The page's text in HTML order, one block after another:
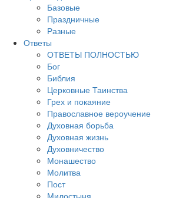
Базовые
Праздничные
Разные
Ответы
ОТВЕТЫ ПОЛНОСТЬЮ
Бог
Библия
Церковные Таинства
Грех и покаяние
Православное вероучение
Духовная борьба
Духовная жизнь
Духовничество
Монашество
Молитва
Пост
Милостыня